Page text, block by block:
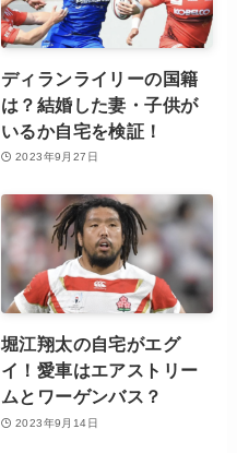
ディランライリーの国籍
は？結婚した妻・子供が
いるか自宅を検証！
2023年9月27日
堀江翔太の自宅がエグ
イ！愛車はエアストリー
ムとワーゲンバス？
2023年9月14日